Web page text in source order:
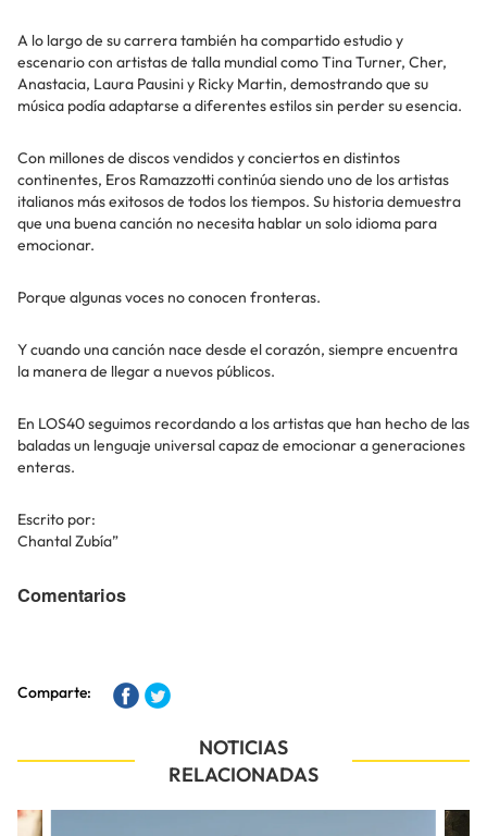
A lo largo de su carrera también ha compartido estudio y
escenario con artistas de talla mundial como Tina Turner, Cher,
Anastacia, Laura Pausini y Ricky Martin, demostrando que su
música podía adaptarse a diferentes estilos sin perder su esencia.
Con millones de discos vendidos y conciertos en distintos
continentes, Eros Ramazzotti continúa siendo uno de los artistas
italianos más exitosos de todos los tiempos. Su historia demuestra
que una buena canción no necesita hablar un solo idioma para
emocionar.
Porque algunas voces no conocen fronteras.
Y cuando una canción nace desde el corazón, siempre encuentra
la manera de llegar a nuevos públicos.
En LOS40 seguimos recordando a los artistas que han hecho de las
baladas un lenguaje universal capaz de emocionar a generaciones
enteras.
Escrito por:
Chantal Zubía”
Comentarios
Comparte:
NOTICIAS
RELACIONADAS